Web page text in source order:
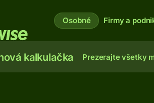
Osobné Firmy a
kalkulačka Prezerajte všetky